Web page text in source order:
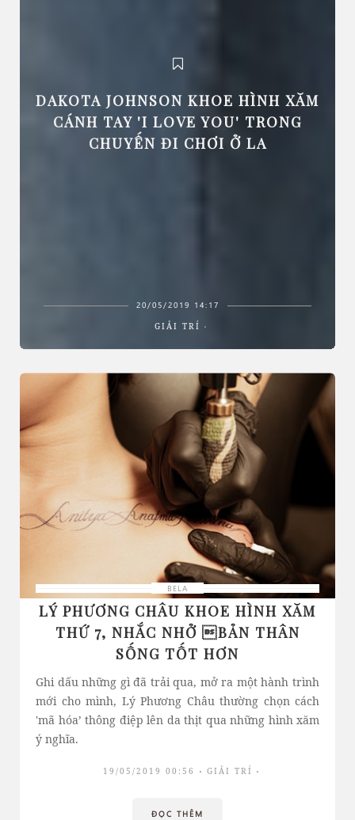
DAKOTA JOHNSON KHOE HÌNH XĂM
CÁNH TAY 'I LOVE YOU' TRONG
CHUYẾN ĐI CHƠI Ở LA
20/05/2019 14:17
GIẢI TRÍ
BELA
LÝ PHƯƠNG CHÂU KHOE HÌNH XĂM
THỨ 7, NHẮC NHỞ BẢN THÂN
SỐNG TỐT HƠN
Ghi dấu những gì đã trải qua, mở ra một hành trình
mới cho mình, Lý Phương Châu thường chọn cách
'mã hóa’ thông điệp lên da thịt qua những hình xăm
ý nghĩa.
19/05/2019 00:56 GIẢI TRÍ
ĐỌC THÊM